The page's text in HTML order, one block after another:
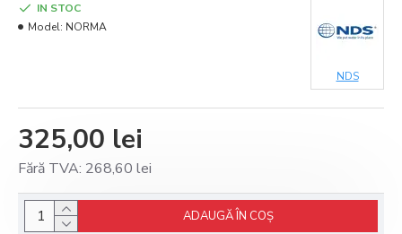
325,00 lei
Fără TVA: 268,60 lei
IN STOC
Model: NORMA
NDS
ADAUGĂ ÎN COŞ